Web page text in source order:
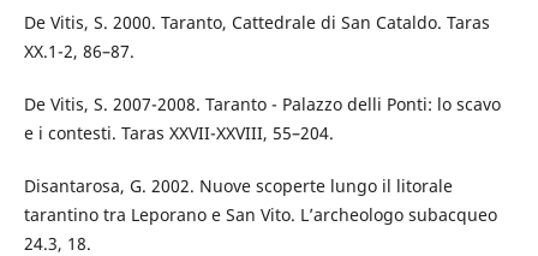
De Vitis, S. 2000. Taranto, Cattedrale di San Cataldo. Taras
XX.1-2, 86–87.
De Vitis, S. 2007-2008. Taranto - Palazzo delli Ponti: lo scavo
e i contesti. Taras XXVII-XXVIII, 55–204.
Disantarosa, G. 2002. Nuove scoperte lungo il litorale
tarantino tra Leporano e San Vito. L’archeologo subacqueo
24.3, 18.